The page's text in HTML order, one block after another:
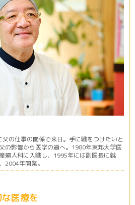
の仕事の関係で来日。手に職をつけたいと
の影響から医学の道へ。1980年東邦大学医
婦人科に入職し、1995年には副医長に就
2004年開業。
医療を